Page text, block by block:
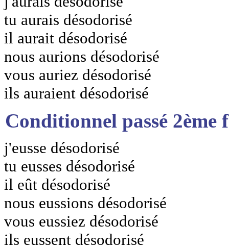
tu aurais désodorisé
il aurait désodorisé
nous aurions désodorisé
vous auriez désodorisé
ils auraient désodorisé
Conditionnel passé 2ème
j'eusse désodorisé
tu eusses désodorisé
il eût désodorisé
nous eussions désodorisé
vous eussiez désodorisé
ils eussent désodorisé